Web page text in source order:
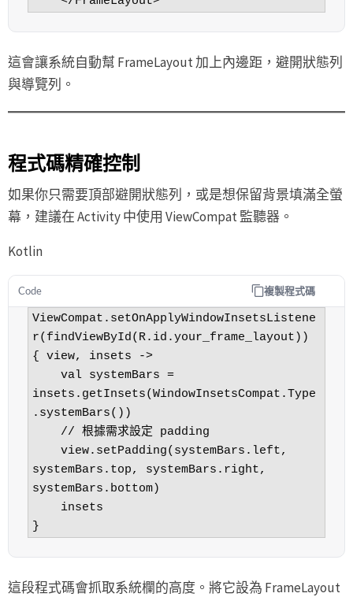
這會讓系統自動幫 FrameLayout 加上內邊距，避開狀態列
與導覽列。
程式碼精確控制
如果你只需要頂部避開狀態列，或是想保留背景填滿全螢
幕，建議在 Activity 中使用 ViewCompat 監聽器。
Kotlin
Code 複製程式碼
ViewCompat.setOnApplyWindowInsetsListene
r(findViewById(R.id.your_frame_layout))
{ view, insets ->
insets.getInsets(WindowInsetsCompat.Type
.systemBars())
systemBars.top, systemBars.right,
systemBars.bottom)
這段程式碼會抓取系統欄的高度。將它設為 FrameLayout